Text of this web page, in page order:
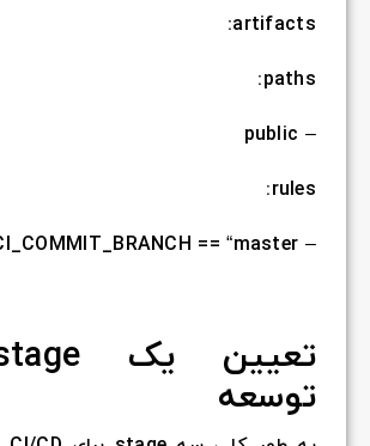
artifacts:
paths:
– public
rules:
– if: ‘$CI_COMMIT_BRANCH == “master”‘
توسعه